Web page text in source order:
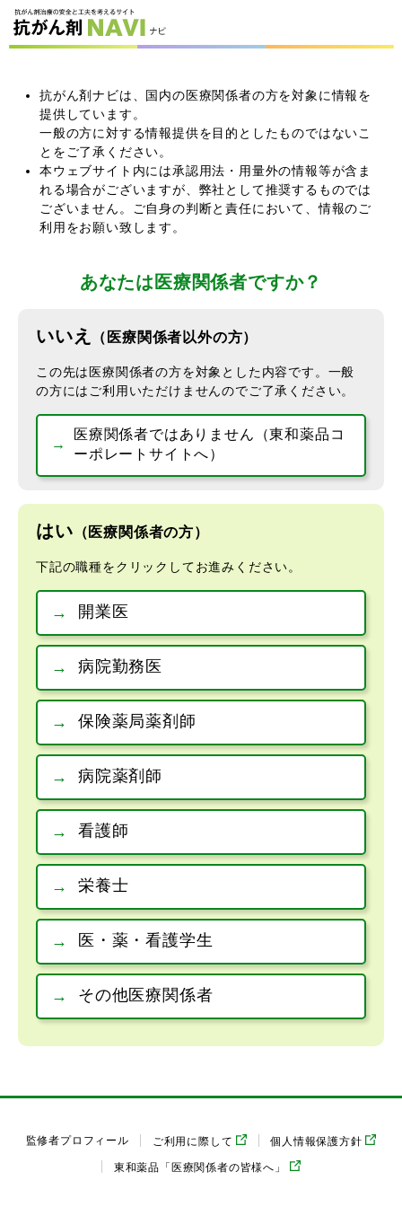
抗がん剤ナビは、国内の医療関係者の方を対象に情報を
提供しています。
一般の方に対する情報提供を目的としたものではないこ
とをご了承ください。
本ウェブサイト内には承認用法・用量外の情報等が含ま
れる場合がございますが、弊社として推奨するものでは
ございません。ご自身の判断と責任において、情報のご
利用をお願い致します。
あなたは医療関係者ですか？
いいえ （医療関係者以外の方）
この先は医療関係者の方を対象とした内容です。一般
の方にはご利用いただけませんのでご了承ください。
医療関係者ではありません（東和薬品コ
ーポレートサイトへ）
はい （医療関係者の方）
下記の職種をクリックしてお進みください。
開業医
病院勤務医
保険薬局薬剤師
病院薬剤師
看護師
栄養士
医・薬・看護学生
その他医療関係者
監修者プロフィール ご利用に際して 個人情報保護方針
東和薬品「医療関係者の皆様へ」